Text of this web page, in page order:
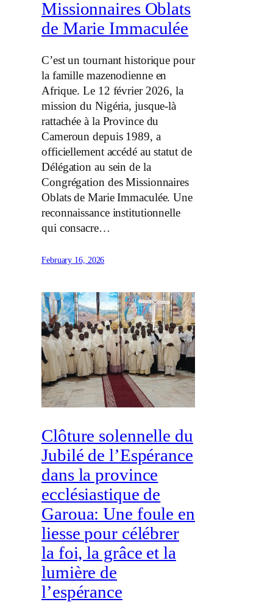
Missionnaires Oblats
de Marie Immaculée
C’est un tournant historique pour
la famille mazenodienne en
Afrique. Le 12 février 2026, la
mission du Nigéria, jusque-là
rattachée à la Province du
Cameroun depuis 1989, a
officiellement accédé au statut de
Délégation au sein de la
Congrégation des Missionnaires
Oblats de Marie Immaculée. Une
reconnaissance institutionnelle
qui consacre…
February 16, 2026
Clôture solennelle du
Jubilé de l’Espérance
dans la province
ecclésiastique de
Garoua: Une foule en
liesse pour célébrer
la foi, la grâce et la
lumière de
l’espérance